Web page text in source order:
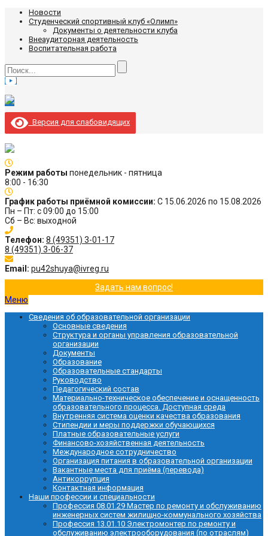
Новости
Студенческий спортивный клуб «Олимп»
Документы о деятельности клуба
Внеаудиторная деятельность
Воспитательная работа
Версия для слабовидящих
Режим работы понедельник - пятница
8:00 - 16:30
График работы приёмной комиссии: С 15.06.2026 по 15.08.2026
Пн – Пт: с 09:00 до 15:00
Сб – Вс: выходной
Телефон: 8 (49351) 3-01-17
8 (49351) 3-06-37
Email: pu42shuya@ivreg.ru
Задать нам вопрос!
Меню
Сведения об образовательной организации
Основные сведения
Структура и органы управления образовательной
организации
Документы
Образование
Образовательные стандарты
Руководство
Педагогический состав
Материально-техническое обеспечение и оснащенность
образовательного процесса. Доступная среда
Внутренняя система оценки качества образования
Стипендии и меры поддержки обучающихся
Платные образовательные услуги
Финансово-хозяйственная деятельность
Международное сотрудничество
Организация питания в образовательной организации
Вакантные места для приёма (перевода)
Антикоррупция
Контактная информация
Наши профессии и специальности
Профессия 08.01.29 Мастер по ремонту и обслуживанию
инженерных систем жилищно-коммунального хозяйства
Профессия 13.01.10 Электромонтер по ремонту и
обслуживанию электрооборудования (по отраслям)